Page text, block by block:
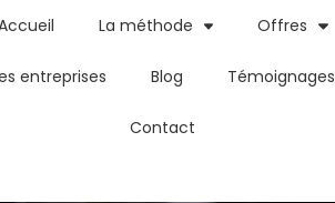
La méthode Offres
entreprises Blog Témoignages
Contact